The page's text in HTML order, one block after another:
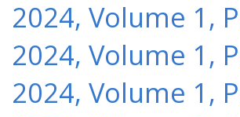
2024, Volume 1,
2024, Volume 1,
2024, Volume 1,